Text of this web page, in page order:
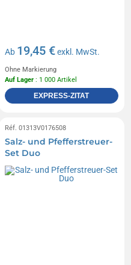
Ab 19,45 €exkl. MwSt.
Ohne Markierung
Auf Lager : 1 000 Artikel
EXPRESS-ZITAT
Réf. 01313V0176508
Salz- und Pfefferstreuer-
Set Duo